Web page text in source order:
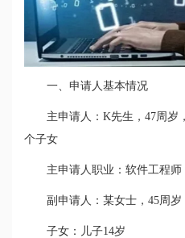
一、申请人基本情况
主申请人：K先生，47周岁，
个子女
主申请人职业：软件工程师
副申请人：某女士，45周岁
子女：儿子14岁